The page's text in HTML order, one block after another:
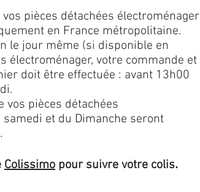
pièces détachées électroménager
en France métropolitaine.
le jour même (si disponible en
électroménager, votre commande et
doit être effectuée : avant 13h00
vos pièces détachées
et du Dimanche seront
Colissimo pour suivre votre colis.